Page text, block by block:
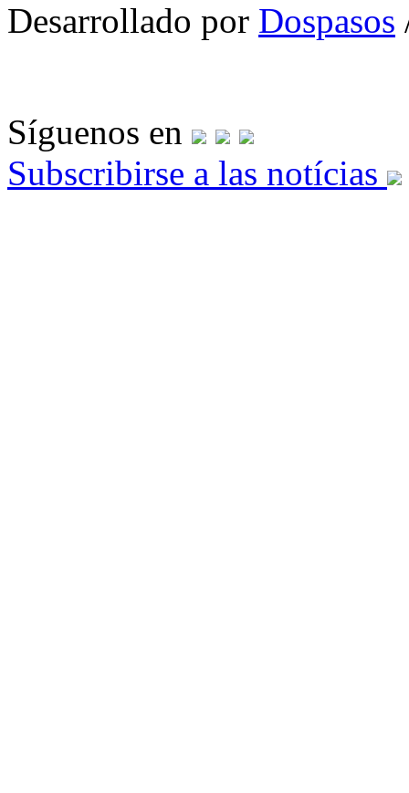
Desarrollado por Dospasos
Síguenos en
Subscribirse a las notícias